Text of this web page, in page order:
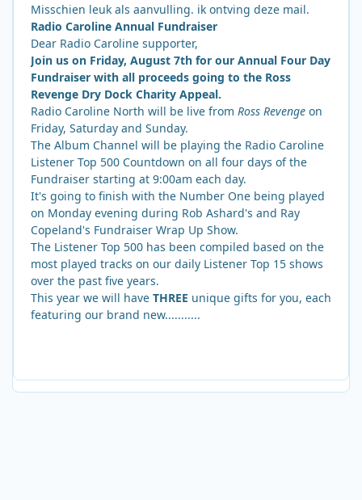
Misschien leuk als aanvulling. ik ontving deze mail.
Radio Caroline Annual Fundraiser
Dear Radio Caroline supporter,
Join us on Friday, August 7th for our Annual Four Day
Fundraiser with all proceeds going to the Ross
Revenge Dry Dock Charity Appeal.
Radio Caroline North will be live from Ross Revenge on
Friday, Saturday and Sunday.
The Album Channel will be playing the Radio Caroline
Listener Top 500 Countdown on all four days of the
Fundraiser starting at 9:00am each day.
It's going to finish with the Number One being played
on Monday evening during Rob Ashard's and Ray
Copeland's Fundraiser Wrap Up Show.
The Listener Top 500 has been compiled based on the
most played tracks on our daily Listener Top 15 shows
over the past five years.
This year we will have THREE unique gifts for you, each
featuring our brand new...........